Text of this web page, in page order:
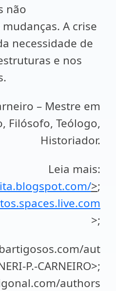
não
A crise
necessidade de
e nos
– Mestre em
Filósofo, Teólogo,
Historiador.
Leia mais:
>;
>;
aut
P.-CARNEIRO>;
authors